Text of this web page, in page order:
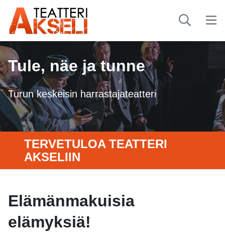
Tule, näe ja tunne
Turun keskeisin harrastajateatteri
TERVETULOA TEATTERI
AKSELIIN
Elämänmakuisia
elämyksiä!